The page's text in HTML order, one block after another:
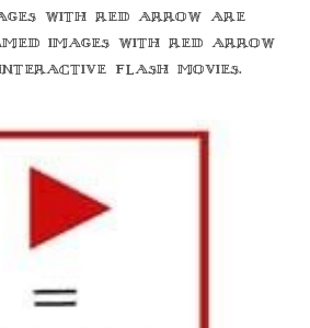
with red arrow are
images with red arrow
flash movies.